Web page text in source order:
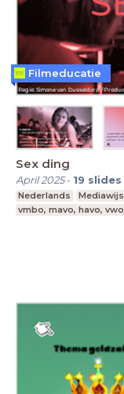
Sex ding
April 2025- 19 slides
Nederlands Mediawijs
vmbo, mavo, havo, vwo
Filmeducatie